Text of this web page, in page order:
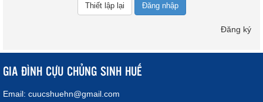
Đăng nhập
Đăng ký
GIA ĐÌNH CỰU CHỦNG SINH HUẾ
Email: cuucshuehn@gmail.com